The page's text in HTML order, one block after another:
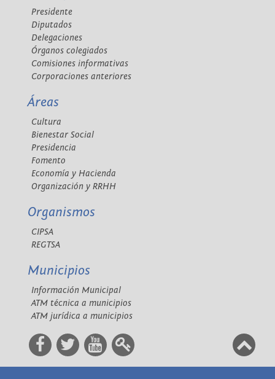
Presidente
Diputados
Delegaciones
Órganos colegiados
Comisiones informativas
Corporaciones anteriores
Áreas
Cultura
Bienestar Social
Presidencia
Fomento
Economía y Hacienda
Organización y RRHH
Organismos
CIPSA
REGTSA
Municipios
Información Municipal
ATM técnica a municipios
ATM jurídica a municipios